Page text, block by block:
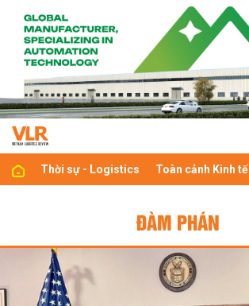
Thời sự - Logistics Toàn cảnh Kinh tế
ĐÀM PHÁN